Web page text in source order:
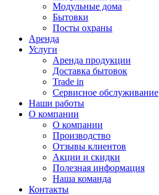
Модульные дома
Бытовки
Посты охраны
Аренда
Услуги
Аренда продукции
Доставка бытовок
Trade in
Сервисное обслуживание
Наши работы
О компании
О компании
Производство
Отзывы клиентов
Акции и скидки
Полезная информация
Наша команда
Контакты